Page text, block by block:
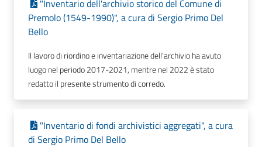
"Inventario dell'archivio storico del Comune di
Premolo (1549-1990)", a cura di Sergio Primo Del
Bello
Il lavoro di riordino e inventariazione dell’archivio ha avuto
luogo nel periodo 2017-2021, mentre nel 2022 è stato
redatto il presente strumento di corredo.
"Inventario di fondi archivistici aggregati", a cura
di Sergio Primo Del Bello